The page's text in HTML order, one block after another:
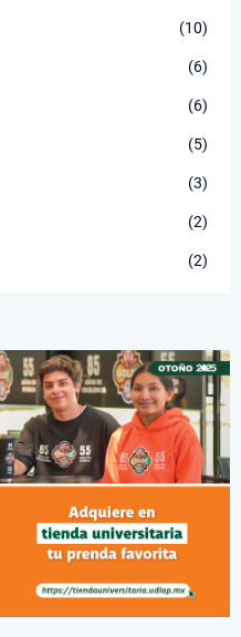
(10)
(6)
(6)
(5)
(3)
(2)
(2)